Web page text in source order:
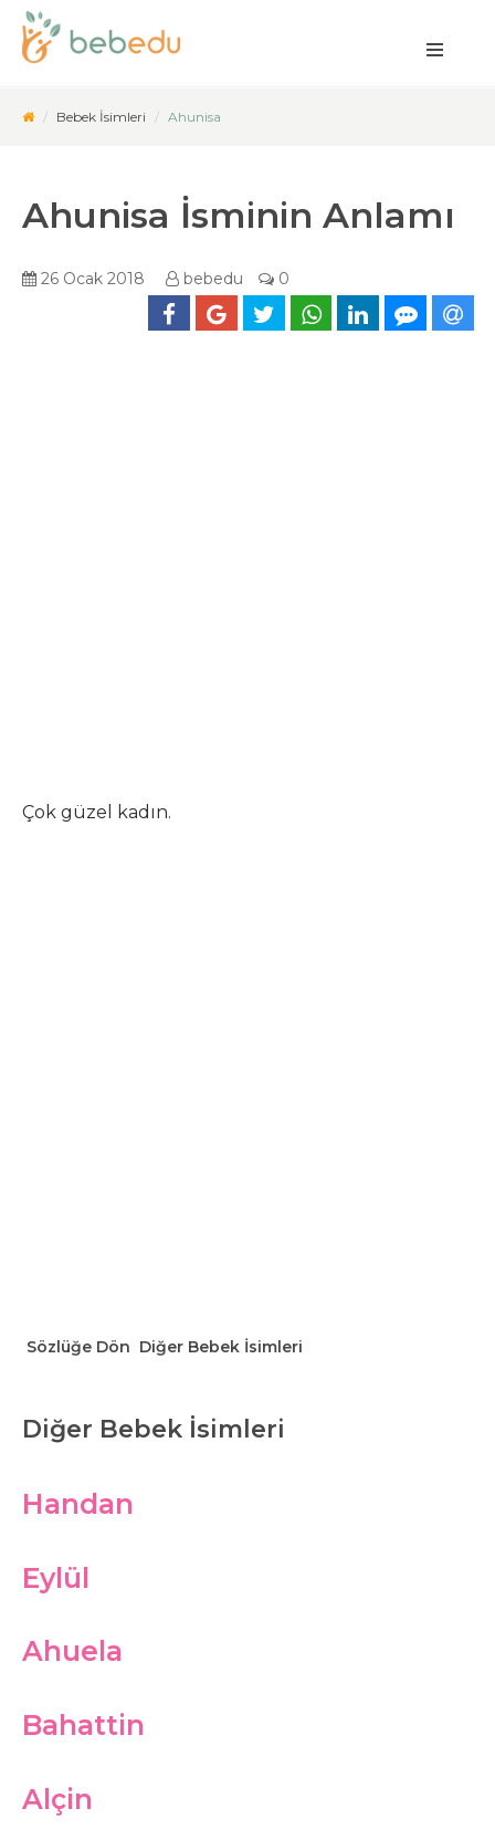
Bebek İsimleri Ahunisa
Ahunisa İsminin Anlamı
26 Ocak 2018 bebedu 0
Çok güzel kadın.
Sözlüğe Dön Diğer Bebek İsimleri
Diğer Bebek İsimleri
Handan
Eylül
Ahuela
Bahattin
Alçin